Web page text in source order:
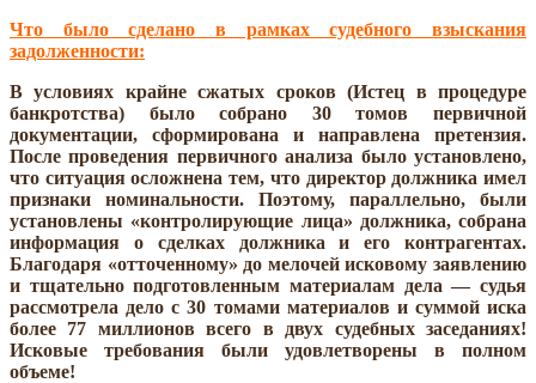
Что было сделано в рамках судебного взыскания
задолженности:
В условиях крайне сжатых сроков (Истец в процедуре
банкротства) было собрано 30 томов первичной
документации, сформирована и направлена претензия.
После проведения первичного анализа было установлено,
что ситуация осложнена тем, что директор должника имел
признаки номинальности. Поэтому, параллельно, были
установлены «контролирующие лица» должника, собрана
информация о сделках должника и его контрагентах.
Благодаря «отточенному» до мелочей исковому заявлению
и тщательно подготовленным материалам дела — судья
рассмотрела дело с 30 томами материалов и суммой иска
более 77 миллионов всего в двух судебных заседаниях!
Исковые требования были удовлетворены в полном
объеме!